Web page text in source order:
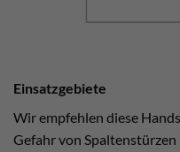
Einsatzgebiete
Wir empfehlen diese
Gefahr von